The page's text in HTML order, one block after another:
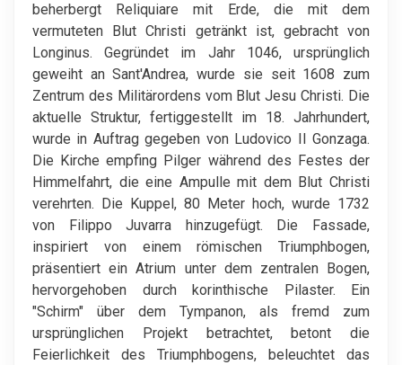
beherbergt Reliquiare mit Erde, die mit dem
vermuteten Blut Christi getränkt ist, gebracht von
Longinus. Gegründet im Jahr 1046, ursprünglich
geweiht an Sant'Andrea, wurde sie seit 1608 zum
Zentrum des Militärordens vom Blut Jesu Christi. Die
aktuelle Struktur, fertiggestellt im 18. Jahrhundert,
wurde in Auftrag gegeben von Ludovico II Gonzaga.
Die Kirche empfing Pilger während des Festes der
Himmelfahrt, die eine Ampulle mit dem Blut Christi
verehrten. Die Kuppel, 80 Meter hoch, wurde 1732
von Filippo Juvarra hinzugefügt. Die Fassade,
inspiriert von einem römischen Triumphbogen,
präsentiert ein Atrium unter dem zentralen Bogen,
hervorgehoben durch korinthische Pilaster. Ein
"Schirm" über dem Tympanon, als fremd zum
ursprünglichen Projekt betrachtet, betont die
Feierlichkeit des Triumphbogens, beleuchtet das